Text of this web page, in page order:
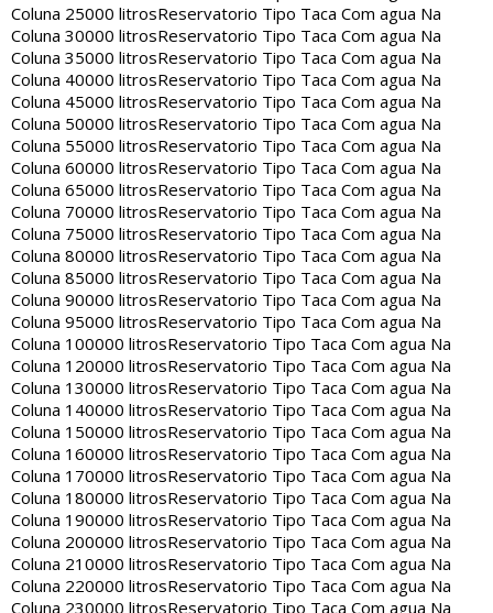
Coluna 25000 litrosReservatorio Tipo Taca Com agua Na
Coluna 30000 litrosReservatorio Tipo Taca Com agua Na
Coluna 35000 litrosReservatorio Tipo Taca Com agua Na
Coluna 40000 litrosReservatorio Tipo Taca Com agua Na
Coluna 45000 litrosReservatorio Tipo Taca Com agua Na
Coluna 50000 litrosReservatorio Tipo Taca Com agua Na
Coluna 55000 litrosReservatorio Tipo Taca Com agua Na
Coluna 60000 litrosReservatorio Tipo Taca Com agua Na
Coluna 65000 litrosReservatorio Tipo Taca Com agua Na
Coluna 70000 litrosReservatorio Tipo Taca Com agua Na
Coluna 75000 litrosReservatorio Tipo Taca Com agua Na
Coluna 80000 litrosReservatorio Tipo Taca Com agua Na
Coluna 85000 litrosReservatorio Tipo Taca Com agua Na
Coluna 90000 litrosReservatorio Tipo Taca Com agua Na
Coluna 95000 litrosReservatorio Tipo Taca Com agua Na
Coluna 100000 litrosReservatorio Tipo Taca Com agua Na
Coluna 120000 litrosReservatorio Tipo Taca Com agua Na
Coluna 130000 litrosReservatorio Tipo Taca Com agua Na
Coluna 140000 litrosReservatorio Tipo Taca Com agua Na
Coluna 150000 litrosReservatorio Tipo Taca Com agua Na
Coluna 160000 litrosReservatorio Tipo Taca Com agua Na
Coluna 170000 litrosReservatorio Tipo Taca Com agua Na
Coluna 180000 litrosReservatorio Tipo Taca Com agua Na
Coluna 190000 litrosReservatorio Tipo Taca Com agua Na
Coluna 200000 litrosReservatorio Tipo Taca Com agua Na
Coluna 210000 litrosReservatorio Tipo Taca Com agua Na
Coluna 220000 litrosReservatorio Tipo Taca Com agua Na
Coluna 230000 litrosReservatorio Tipo Taca Com agua Na